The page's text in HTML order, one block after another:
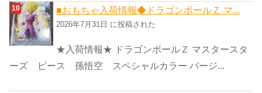
■おもちゃ入荷情報◆ドラゴンボールＺ マ...
2026年7月31日 に投稿された
★入荷情報★ ドラゴンボールＺ マスタースタ
ーズ ピース 孫悟空 スペシャルカラー バージ...